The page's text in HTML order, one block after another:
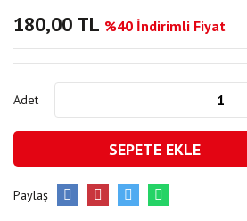
180,00 TL %40 İndirimli Fiyat
Adet
SEPETE EKLE
Paylaş